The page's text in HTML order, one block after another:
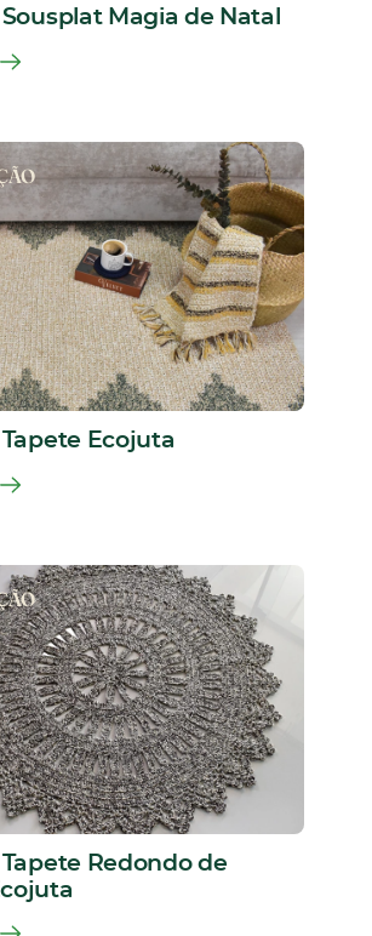
Magia de Natal
Tapete Ecojuta
Tapete Redondo de